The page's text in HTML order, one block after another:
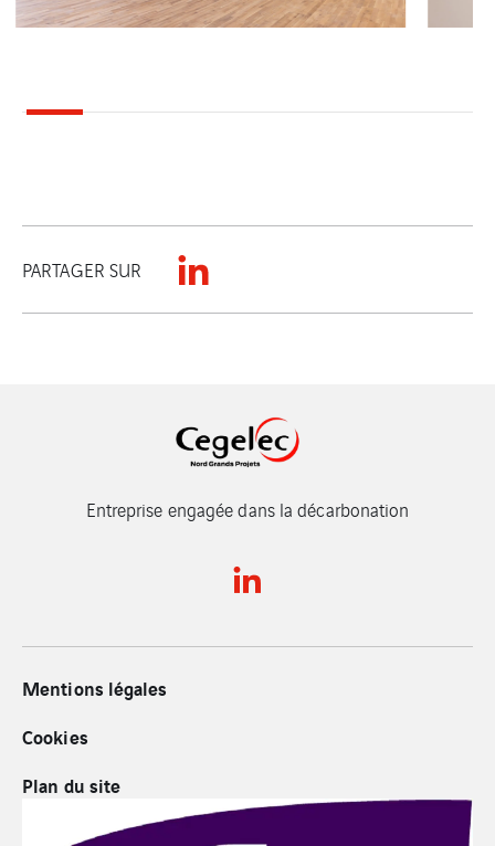
PARTAGER SUR
Entreprise engagée dans la décarbonation
Mentions légales
Cookies
Plan du site